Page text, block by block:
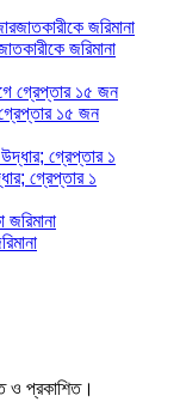
জরিমানা
১৫ জন
গ্রেপ্তার ১
ও প্রকাশিত।